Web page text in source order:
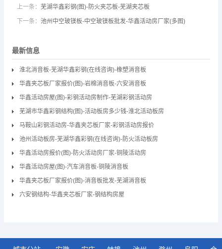
上一条： 芜湖华鑫彩钢(图)-防火夹芯板-芜湖夹芯板
下一条： 池州中空玻镁板-中空玻镁板批发-华鑫活动房厂家(多图)
最新信息
淮北消音板-芜湖华鑫彩钢(在线咨询)-橡塑消音板
华鑫夹芯板厂家报价(图)-岩棉消音板-六安消音板
华鑫活动房屋(图)-彩钢活动房制作-芜湖彩钢活动房
芜湖市华鑫彩钢结构(图)-活动板房多少钱-淮北活动板房
马鞍山彩钢活动房-华鑫夹芯板厂家-彩钢活动房报价
池州活动板房-芜湖华鑫彩钢(在线咨询)-防火活动板房
华鑫活动房报价(图)-防火活动房厂家-铜陵活动房
华鑫活动房屋(图)-汽车消音板-铜陵消音板
华鑫夹芯板厂家报价(图)-消音板批发-芜湖消音板
六安钢结构-华鑫夹芯板厂家-钢结构房屋